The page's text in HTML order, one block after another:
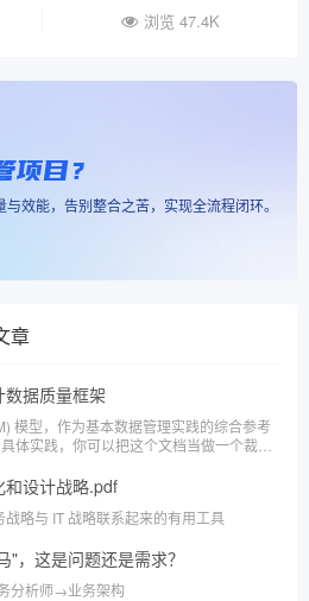
浏览 47.4K
项目？
效能，告别整合之苦，实现全流程闭环。
章
据质量框架
模型，作为基本数据管理实践的综合参考
体实践，你可以把这个文档当做一个裁剪
和设计战略.pdf
略与 IT 战略联系起来的有用工具
"，这是问题还是需求？
分析师→业务架构